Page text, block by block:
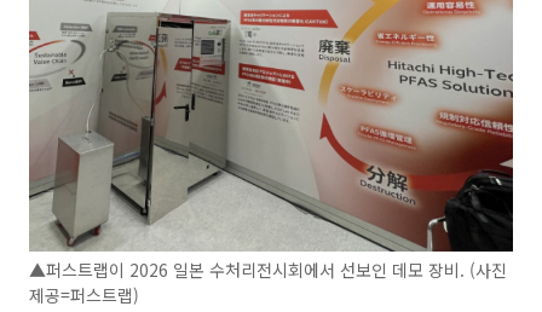
▲퍼스트랩이 2026 일본 수처리전시회에서 선보인 데모 장비. (사진
제공=퍼스트랩)